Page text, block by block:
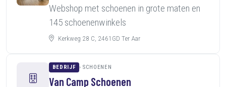
Webshop met schoenen in grote maten en
145 schoenenwinkels
Kerkweg 28 C, 2461GD Ter Aar
BEDRIJF SCHOENEN
Van Camp Schoenen